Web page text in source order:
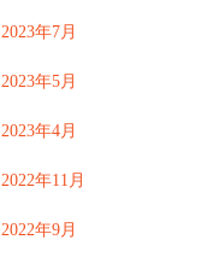
2023年7月
2023年5月
2023年4月
2022年11月
2022年9月